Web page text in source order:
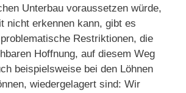
Unterbau voraussetzen würde,
nicht erkennen kann, gibt es
Restriktionen, die
Hoffnung, auf diesem Weg
beispielsweise bei den Löhnen
wiedergelagert sind: Wir